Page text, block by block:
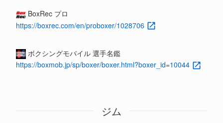
BoxRec プロ
https://boxrec.com/en/proboxer/1028706
ボクシングモバイル 選手名鑑
https://boxmob.jp/sp/boxer/boxer.html?boxer_id=10044
ジム